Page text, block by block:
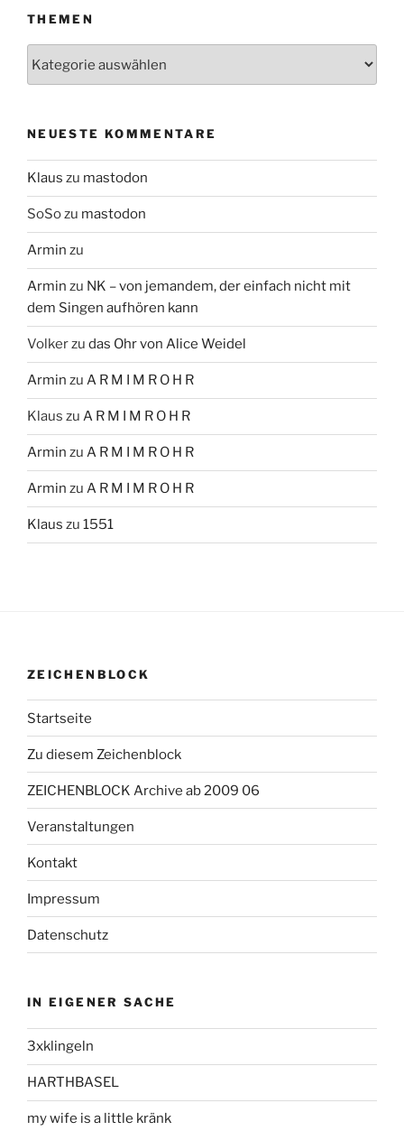
THEMEN
NEUESTE KOMMENTARE
Klaus zu mastodon
SoSozu mastodon
Armin zu
Armin zu NK – von jemandem, der einfach nicht mit
dem Singen aufhören kann
Volkerzu das Ohr von Alice Weidel
Armin zu A R M I M R O H R
Klaus zu A R M I M R O H R
Armin zu A R M I M R O H R
Armin zu A R M I M R O H R
Klaus zu 1551
ZEICHENBLOCK
Startseite
Zu diesem Zeichenblock
ZEICHENBLOCK Archive ab 2009 06
Veranstaltungen
Kontakt
Impressum
Datenschutz
IN EIGENER SACHE
3xklingeln
HARTHBASEL
my wife is a little kränk